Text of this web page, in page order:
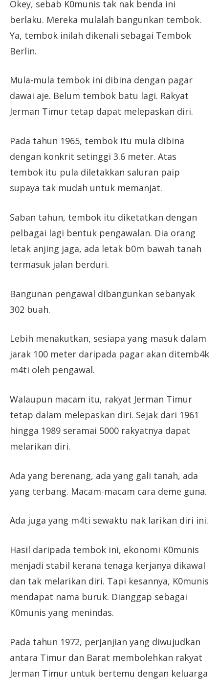
Okey, sebab K0munis tak nak benda ini
berlaku. Mereka mulalah bangunkan tembok.
Ya, tembok inilah dikenali sebagai Tembok
Berlin.
Mula-mula tembok ini dibina dengan pagar
dawai aje. Belum tembok batu lagi. Rakyat
Jerman Timur tetap dapat melepaskan diri.
Pada tahun 1965, tembok itu mula dibina
dengan konkrit setinggi 3.6 meter. Atas
tembok itu pula diletakkan saluran paip
supaya tak mudah untuk memanjat.
Saban tahun, tembok itu diketatkan dengan
pelbagai lagi bentuk pengawalan. Dia orang
letak anjing jaga, ada letak b0m bawah tanah
termasuk jalan berduri.
Bangunan pengawal dibangunkan sebanyak
302 buah.
Lebih menakutkan, sesiapa yang masuk dalam
jarak 100 meter daripada pagar akan ditemb4k
m4ti oleh pengawal.
Walaupun macam itu, rakyat Jerman Timur
tetap dalam melepaskan diri. Sejak dari 1961
hingga 1989 seramai 5000 rakyatnya dapat
melarikan diri.
Ada yang berenang, ada yang gali tanah, ada
yang terbang. Macam-macam cara deme guna.
Ada juga yang m4ti sewaktu nak larikan diri ini.
Hasil daripada tembok ini, ekonomi K0munis
menjadi stabil kerana tenaga kerjanya dikawal
dan tak melarikan diri. Tapi kesannya, K0munis
mendapat nama buruk. Dianggap sebagai
K0munis yang menindas.
Pada tahun 1972, perjanjian yang diwujudkan
antara Timur dan Barat membolehkan rakyat
Jerman Timur untuk bertemu dengan keluarga